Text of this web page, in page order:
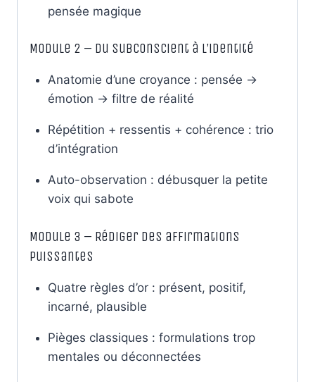
pensée magique
Module 2 – Du subconscient à l’identité
Anatomie d’une croyance : pensée →
émotion → filtre de réalité
Répétition + ressentis + cohérence : trio
d’intégration
Auto-observation : débusquer la petite
voix qui sabote
Module 3 – Rédiger des affirmations
puissantes
Quatre règles d’or : présent, positif,
incarné, plausible
Pièges classiques : formulations trop
mentales ou déconnectées